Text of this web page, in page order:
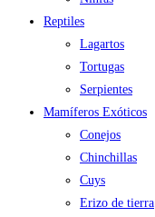
Reptiles
Lagartos
Tortugas
Serpientes
Mamíferos Exóticos
Conejos
Chinchillas
Cuys
Erizo de tierra